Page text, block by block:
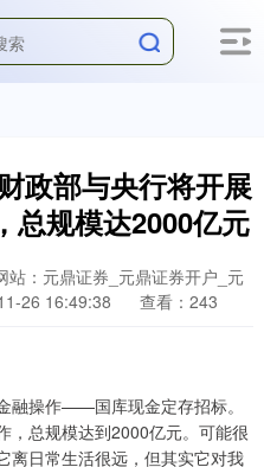
政部与央行将开展
总规模达2000亿元
站：元鼎证券_元鼎证券开户_元
26 16:49:38 查看：243
融操作——国库现金定存招标。
，总规模达到2000亿元。可能很
离日常生活很远，但其实它对我